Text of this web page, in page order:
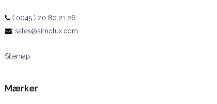
( 0045 ) 20 80 21 26
: sales@simolux.com
Sitemap
Mærker